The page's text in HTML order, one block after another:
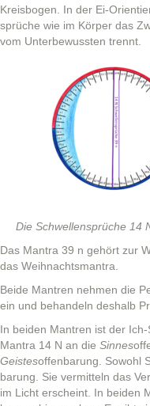
Kreis­bo­gen. In der Ei-
sprüche wie im Kör­p­er das
vom Unter­be­wussten trennt.
Die Schwellen­sprüche 14
Das Mantra 39 n gehört zur
das Weihnachtsmantra.
Bei­de Mantren nehmen die
ein und behan­deln deshalb
In bei­den Mantren ist der
Mantra 14 N an die Sinnes
Geistesoffen­barung. Sowohl
barung. Sie ver­mit­teln das
im Licht erscheint. In bei­den